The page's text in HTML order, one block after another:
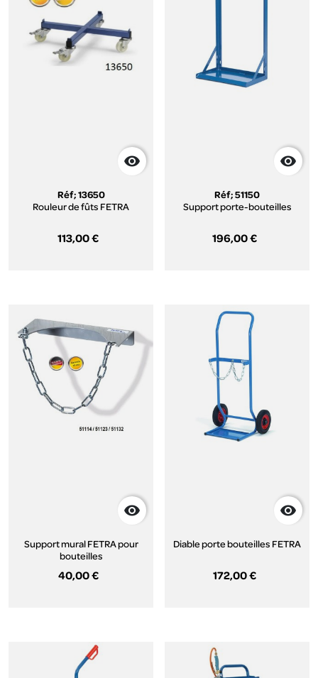

Réf; 13650
Rouleur de fûts FETRA
113,00 €

Réf; 51150
Support porte-bouteilles
196,00 €

Support mural FETRA pour
bouteilles
40,00 €

Diable porte bouteilles FETRA
172,00 €